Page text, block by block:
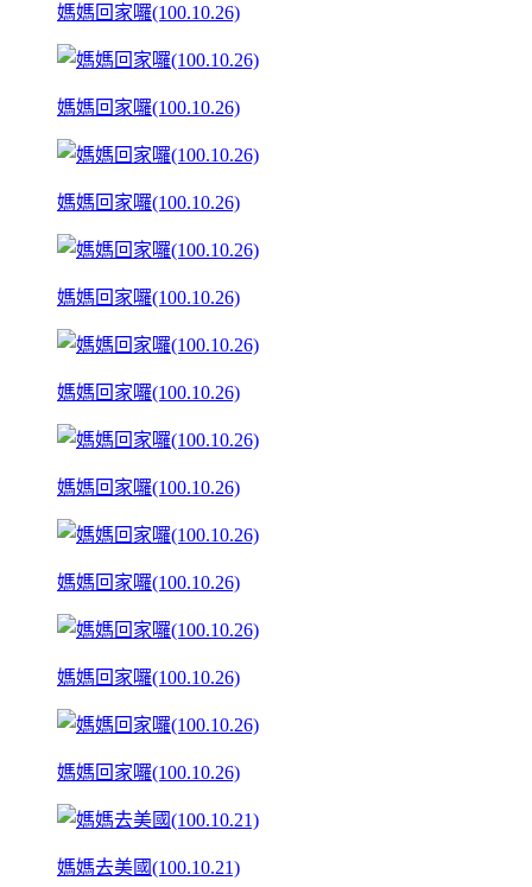
媽媽回家囉(100.10.26)
媽媽回家囉(100.10.26)
媽媽回家囉(100.10.26)
媽媽回家囉(100.10.26)
媽媽回家囉(100.10.26)
媽媽回家囉(100.10.26)
媽媽回家囉(100.10.26)
媽媽回家囉(100.10.26)
媽媽回家囉(100.10.26)
媽媽去美國(100.10.21)